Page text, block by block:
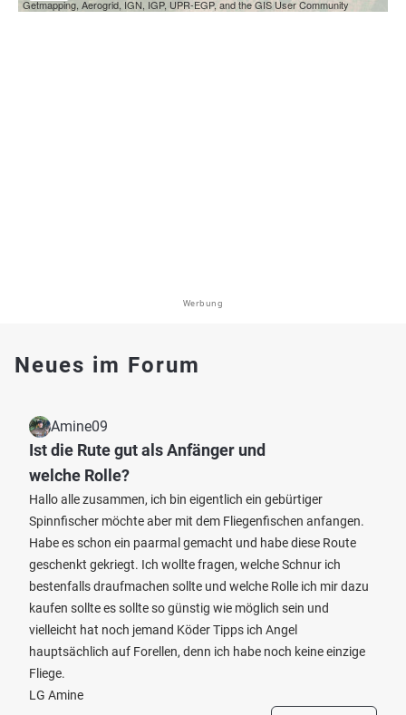
Getmapping, Aerogrid, IGN, IGP, UPR-EGP, and the GIS User Community
Werbung
Neues im Forum
Amine09
Ist die Rute gut als Anfänger und
welche Rolle?
Hallo alle zusammen, ich bin eigentlich ein gebürtiger
Spinnfischer möchte aber mit dem Fliegenfischen anfangen.
Habe es schon ein paarmal gemacht und habe diese Route
geschenkt gekriegt. Ich wollte fragen, welche Schnur ich
bestenfalls draufmachen sollte und welche Rolle ich mir dazu
kaufen sollte es sollte so günstig wie möglich sein und
vielleicht hat noch jemand Köder Tipps ich Angel
hauptsächlich auf Forellen, denn ich habe noch keine einzige
Fliege.
LG Amine